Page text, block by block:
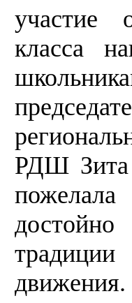
участие
класса
РДШ
движения.